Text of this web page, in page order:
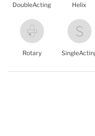
DoubleActing Helix
Rotary